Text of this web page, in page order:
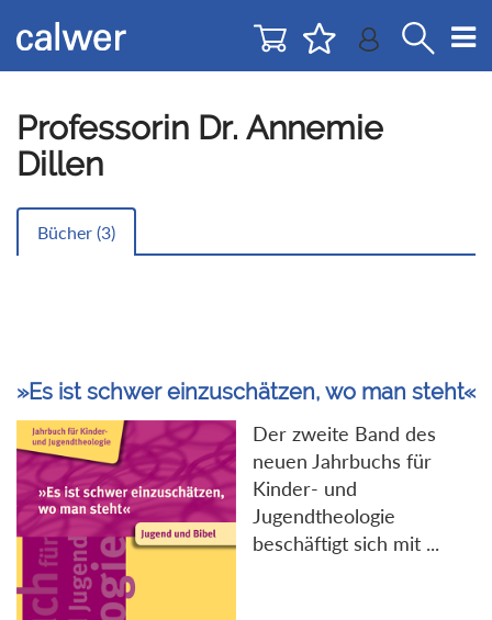
zur
Navigation
zum
Inhalt
Professorin Dr. Annemie
Dillen
Bücher (3)
»Es ist schwer einzuschätzen, wo man steht«
Der zweite Band des
neuen Jahrbuchs für
Kinder- und
Jugendtheologie
beschäftigt sich mit ...